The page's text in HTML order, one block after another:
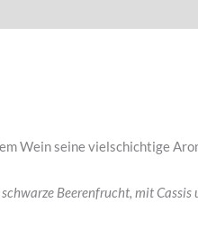
Wein seine vielschichtige
Beerenfrucht, mit Cassis